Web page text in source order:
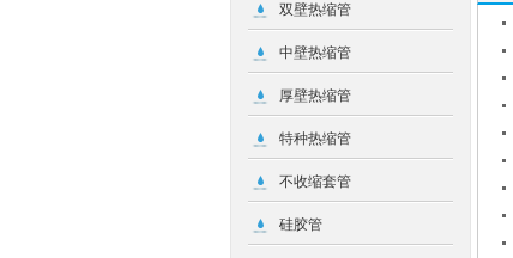
双壁热缩管
中壁热缩管
厚壁热缩管
特种热缩管
不收缩套管
硅胶管